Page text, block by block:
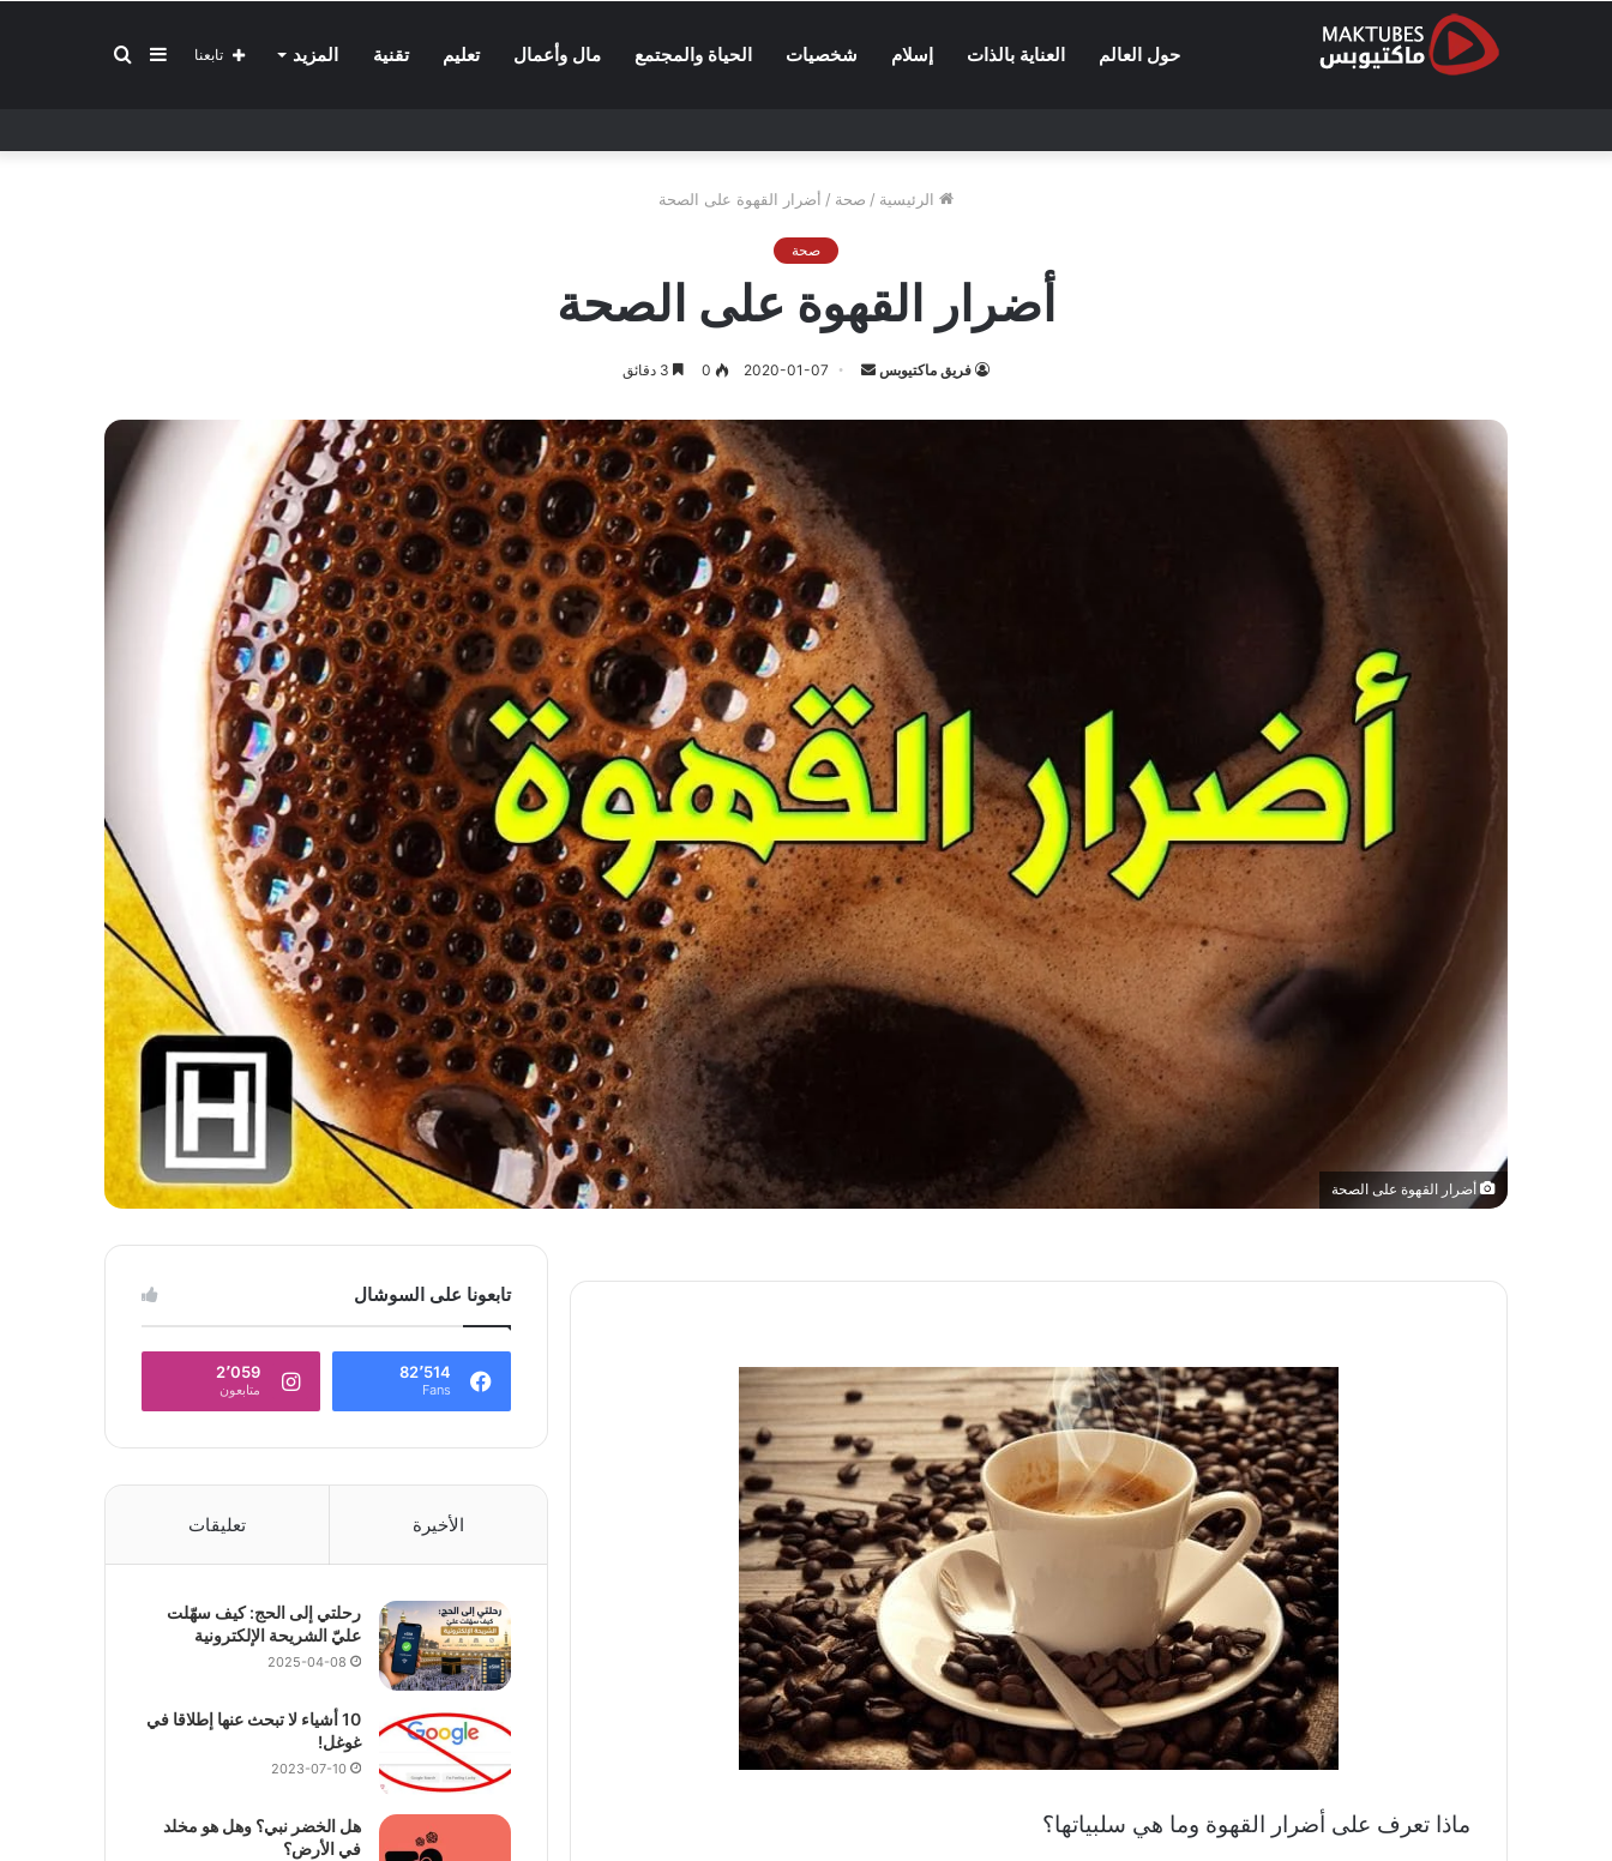
حول العالم العناية بالذات إسلام شخصيات الحياة والمجتمع مال وأعمال تعليم تقنية المزيد بحثإضافة تابعنا
الرئيسية / صحة / أضرار القهوة على الصحة
صحة
أضرار القهوة على الصحة
فريق ماكتيوبس
أرسل 2020-01-07
0
أضرار القهوة على الصحة
ماذا تعرف على أضرار القهوة وما هي سلبياتها؟
تابعونا على السوشال
82٬514
Fans
2٬059
متابعون
الأخيرة تعليقات
رحلتي إلى الحج: كيف سهّلت
عليّ الشريحة الإلكترونية
2025-04-08
10 أشياء لا تبحث عنها إطلاقا في
غوغل!
2023-07-10
هل الخضر نبي؟ وهل هو مخلد
في الأرض؟